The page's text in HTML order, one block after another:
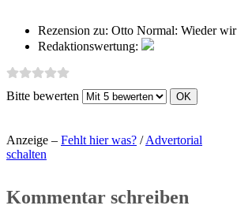
Rezension zu: Otto Normal: Wieder wir
Redaktionswertung:
Bitte bewerten
Anzeige – Fehlt hier was? /Advertorial
schalten
Kommentar schreiben